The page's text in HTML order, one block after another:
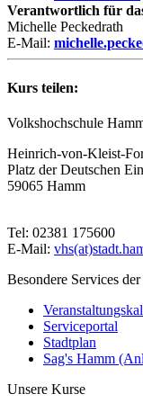
Verantwortlich für
Michelle Peckedrath
E-Mail:
Kurs teilen:
Volkshochschule
Heinrich-von-Kleist-
Platz der Deutschen
59065 Hamm
Tel: 02381 175600
E-Mail:
Besondere Services
Serviceportal
Stadtplan
Sag's Hamm
Unsere Kurse